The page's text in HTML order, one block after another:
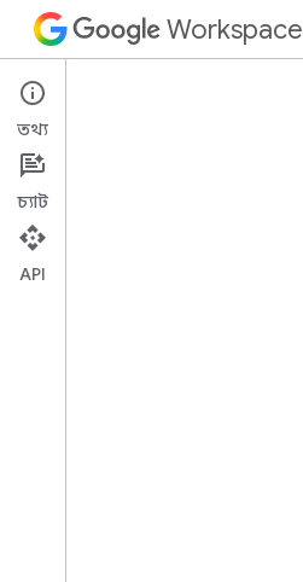
Workspace
Google Drive
ওভারভিউ
তথ্য
চ্যাট
API